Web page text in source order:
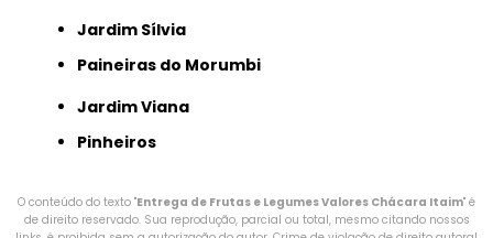
Jardim Sílvia
Paineiras do Morumbi
Jardim Viana
Pinheiros
O conteúdo do texto "Entrega de Frutas e Legumes Valores Chácara Itaim" é
de direito reservado. Sua reprodução, parcial ou total, mesmo citando nossos